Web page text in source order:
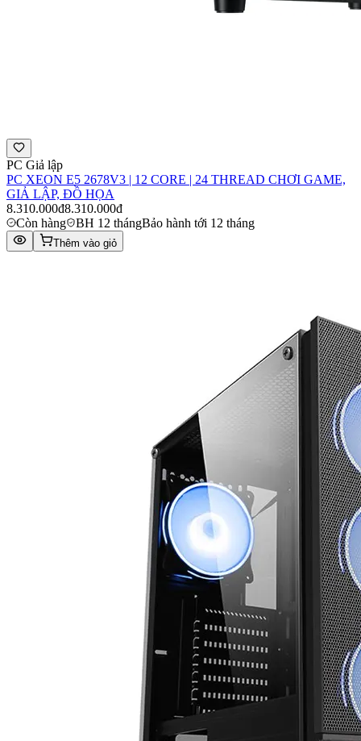
PC Giả lập
PC XEON E5 2678V3 | 12 CORE | 24 THREAD CHƠI GAME,
GIẢ LẬP, ĐỒ HỌA
8.310.000đ8.310.000đ
Còn hàng
BH 12 thángBảo hành tới 12 tháng
Thêm vào giỏ